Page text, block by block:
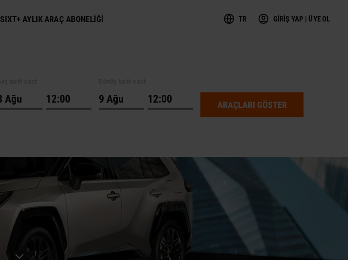
SIXT+ AYLIK ARAÇ ABONELIĞI TR GİRİŞ YAP | ÜYE OL
ARAÇLARI GÖSTER